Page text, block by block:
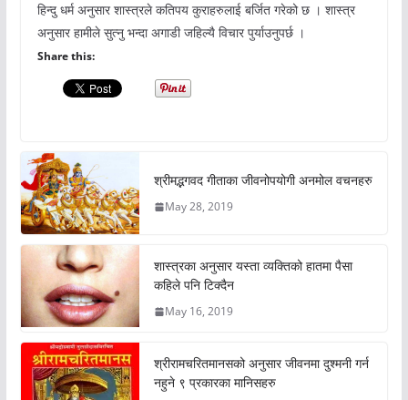
हिन्दु धर्म अनुसार शास्त्रले कतिपय कुराहरुलाई बर्जित गरेको छ । शास्त्र
अनुसार हामीले सुत्नु भन्दा अगाडी जहिल्यै विचार पुर्याउनुपर्छ ।
Share this:
श्रीमद्भगवद गीताका जीवनोपयोगी अनमोल वचनहरु
May 28, 2019
शास्त्रका अनुसार यस्ता व्यक्तिको हातमा पैसा
कहिले पनि टिक्दैन
May 16, 2019
श्रीरामचरितमानसको अनुसार जीवनमा दुश्मनी गर्न
नहुने ९ प्रकारका मानिसहरु